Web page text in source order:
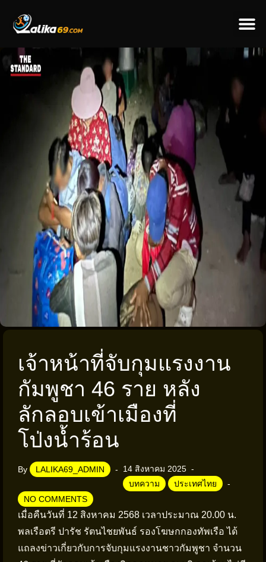
เจ้าหน้าที่จับกุมแรงงาน
กัมพูชา 46 ราย หลัง
ลักลอบเข้าเมืองที่
โป่งน้ำร้อน
By LALIKA69_ADMIN
14 สิงหาคม 2025
บทความ
ประเทศไทย
NO COMMENTS
เมื่อคืนวันที่ 12 สิงหาคม 2568 เวลาประมาณ 20.00 น.
พลเรือตรี ปารัช รัตนไชยพันธ์ รองโฆษกกองทัพเรือ ได้
แถลงข่าวเกี่ยวกับการจับกุมแรงงานชาวกัมพูชา จำนวน